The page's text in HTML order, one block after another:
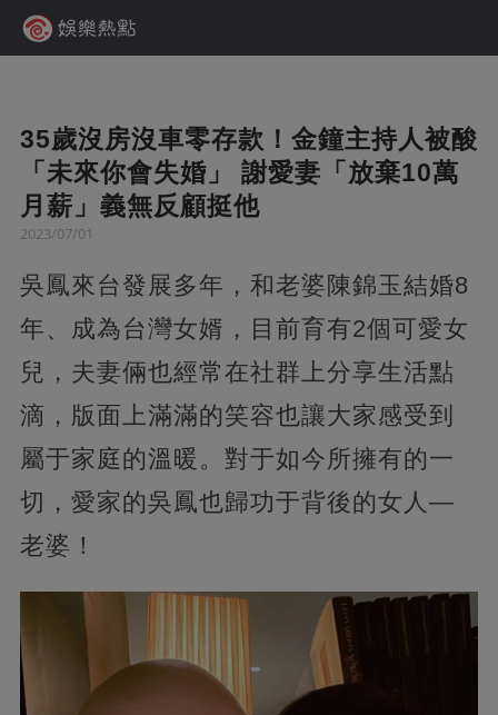
35歲沒房沒車零存款！金鐘主持人被酸
「未來你會失婚」 謝愛妻「放棄10萬
月薪」義無反顧挺他
2023/07/01
吳鳳來台發展多年，和老婆陳錦玉結婚8
年、成為台灣女婿，目前育有2個可愛女
兒，夫妻倆也經常在社群上分享生活點
滴，版面上滿滿的笑容也讓大家感受到
屬于家庭的溫暖。對于如今所擁有的一
切，愛家的吳鳳也歸功于背後的女人—
老婆！